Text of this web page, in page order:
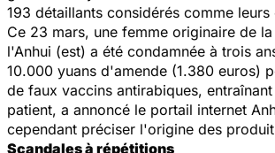
193 détaillants considérés comme leurs
Ce 23 mars, une femme originaire de
l'Anhui (est) a été condamnée à trois
10.000 yuans d'amende (1.380 euros)
de faux vaccins antirabiques,
patient, a annoncé le portail internet
cependant préciser l'origine des
Scandales à répétitions